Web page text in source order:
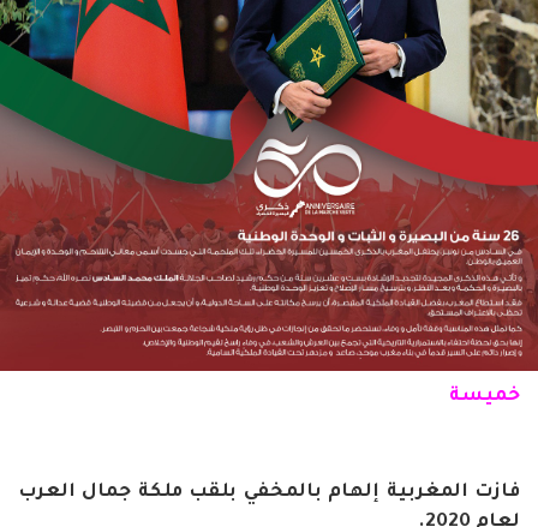
خميسة
فازت المغربية إلهام بالمخفي بلقب ملكة جمال العرب
لعام 2020.